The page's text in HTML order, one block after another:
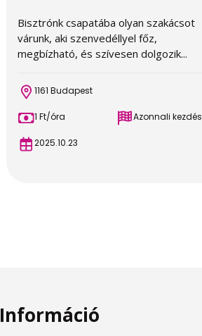
Bisztrónk csapatába olyan szakácsot
várunk, aki szenvedéllyel főz,
megbízható, és szívesen dolgozik...
1161 Budapest
1 Ft/óra Azonnali kezdés
2025.10.23
Információ